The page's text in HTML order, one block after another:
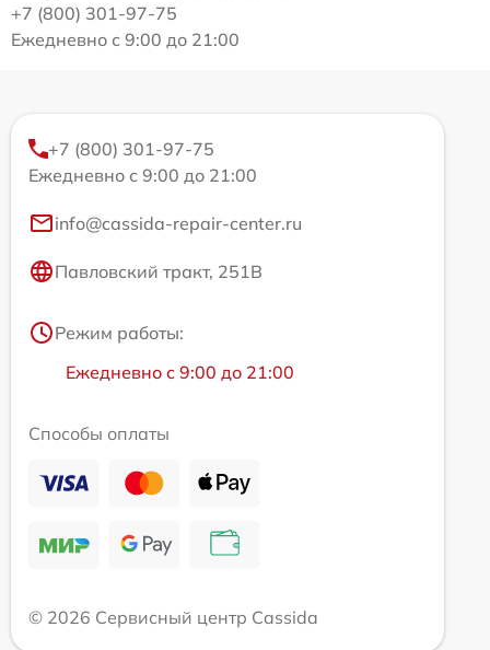
+7 (800) 301-97-75
Ежедневно с 9:00 до 21:00
+7 (800) 301-97-75
Ежедневно с 9:00 до 21:00
info@cassida-repair-center.ru
Павловский тракт, 251В
Режим работы:
Ежедневно с 9:00 до 21:00
Способы оплаты
© 2026 Сервисный центр Cassida